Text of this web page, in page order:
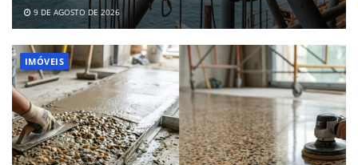
9 DE AGOSTO DE 2026
IMÓVEIS